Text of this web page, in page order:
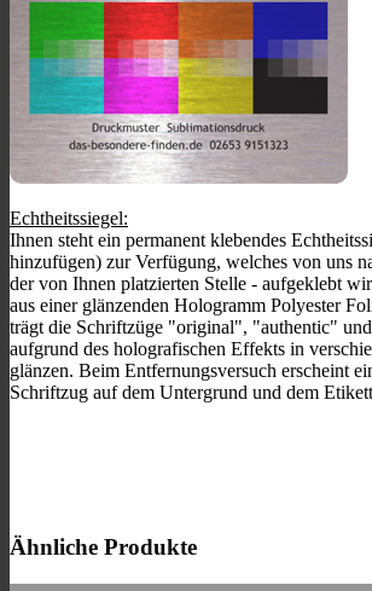
Echtheitssiegel:
Ihnen steht ein permanent klebendes
hinzufügen) zur Verfügung, welches von uns
der von Ihnen platzierten Stelle - aufgeklebt
aus einer glänzenden Hologramm Polyester
trägt die Schriftzüge "original", "authentic"
aufgrund des holografischen Effekts in
glänzen. Beim Entfernungsversuch erscheint
Schriftzug auf dem Untergrund und dem
Ähnliche Produkte